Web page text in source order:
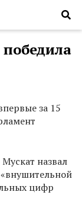
за 15
назвал
цифр